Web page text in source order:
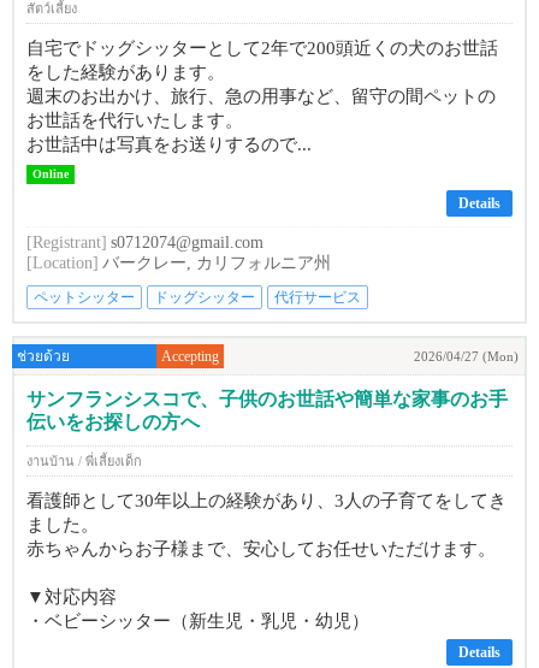
สัตว์เลี้ยง
自宅でドッグシッターとして2年で200頭近くの犬のお世話
をした経験があります。
週末のお出かけ、旅行、急の用事など、留守の間ペットの
お世話を代行いたします。
お世話中は写真をお送りするので...
Online
Details
[Registrant] s0712074@gmail.com
[Location] バークレー, カリフォルニア州
ペットシッター ドッグシッター 代行サービス
ช่วยด้วย Accepting 2026/04/27 (Mon)
サンフランシスコで、子供のお世話や簡単な家事のお手
伝いをお探しの方へ
งานบ้าน / พี่เลี้ยงเด็ก
看護師として30年以上の経験があり、3人の子育てをしてき
ました。
赤ちゃんからお子様まで、安心してお任せいただけます。
▼対応内容
・ベビーシッター（新生児・乳児・幼児）
Details